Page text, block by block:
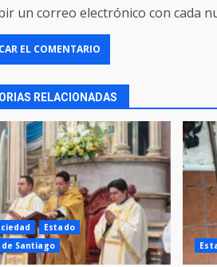
un correo electrónico con cada
RELACIONADAS
Estado
Santiago